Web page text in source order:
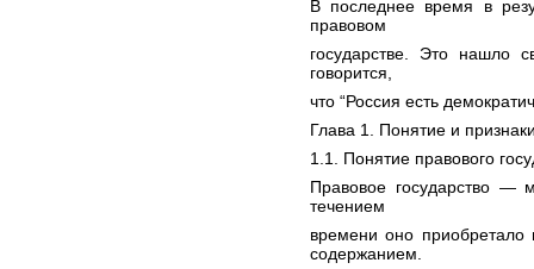
В последнее время в
правовом
государстве. Это нашло
говорится,
что “Россия есть
Глава 1. Понятие и
1.1. Понятие правового
Правовое государство —
течением
времени оно приобретало
содержанием.